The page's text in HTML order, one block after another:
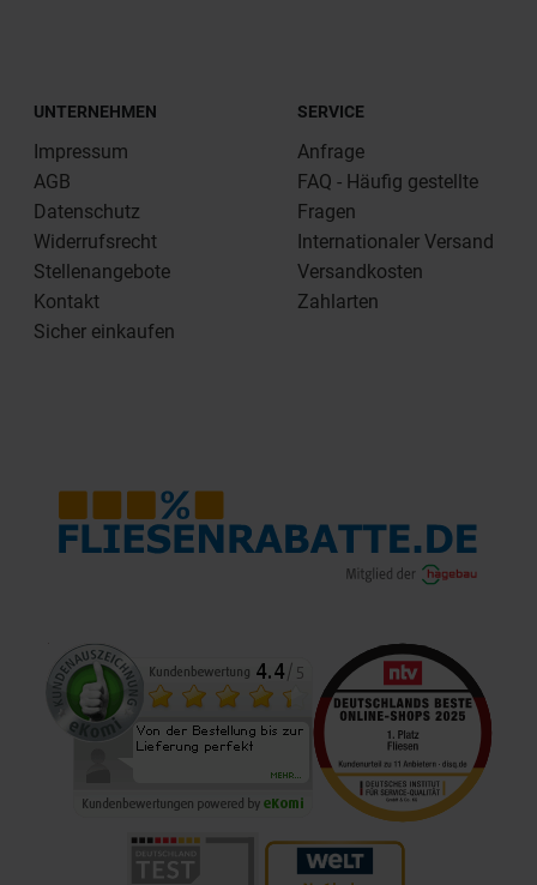
UNTERNEHMEN
Impressum
AGB
Datenschutz
Widerrufsrecht
Stellenangebote
Kontakt
Sicher einkaufen
SERVICE
Anfrage
FAQ - Häufig gestellte
Fragen
Internationaler Versand
Versandkosten
Zahlarten